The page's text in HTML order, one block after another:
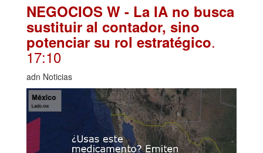
NEGOCIOS W - La IA no busca
sustituir al contador, sino
potenciar su rol estratégico.
17:10
adn Noticias